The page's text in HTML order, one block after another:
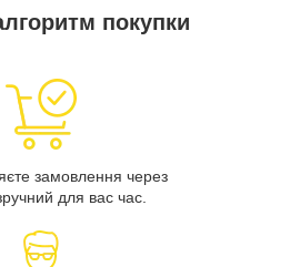
покупки
замовлення через
для вас час.